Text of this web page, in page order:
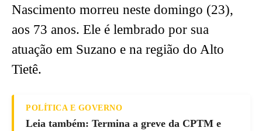
Nascimento morreu neste domingo (23),
aos 73 anos. Ele é lembrado por sua
atuação em Suzano e na região do Alto
Tietê.
POLÍTICA E GOVERNO
Leia também: Termina a greve da CPTM e